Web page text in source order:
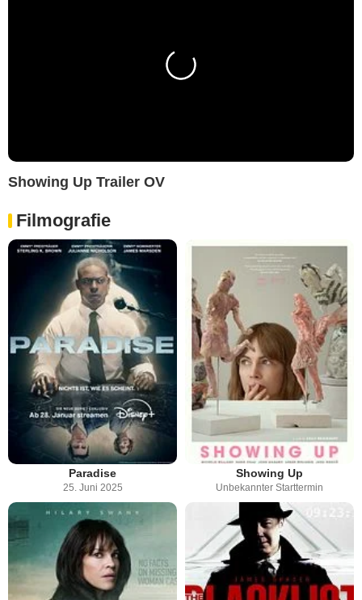
Showing Up Trailer OV
Filmografie
Paradise
25. Juni 2025
Showing Up
Unbekannter Starttermin